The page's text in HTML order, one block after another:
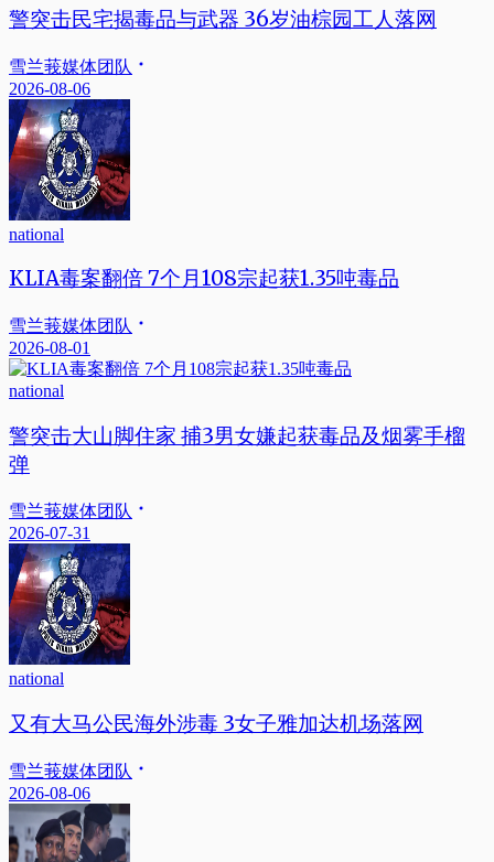
警突击民宅揭毒品与武器 36岁油棕园工人落网
雪兰莪媒体团队
2026-08-06
national
KLIA毒案翻倍 7个月108宗起获1.35吨毒品
雪兰莪媒体团队
2026-08-01
national
警突击大山脚住家 捕3男女嫌起获毒品及烟雾手榴
弹
雪兰莪媒体团队
2026-07-31
national
又有大马公民海外涉毒 3女子雅加达机场落网
雪兰莪媒体团队
2026-08-06